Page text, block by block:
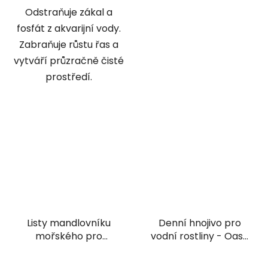
Odstraňuje zákal a
fosfát z akvarijní vody.
Zabraňuje růstu řas a
vytváří průzračně čisté
prostředí.
Listy mandlovníku
mořského pro
Denní hnojivo pro
vodní rostliny - Oase